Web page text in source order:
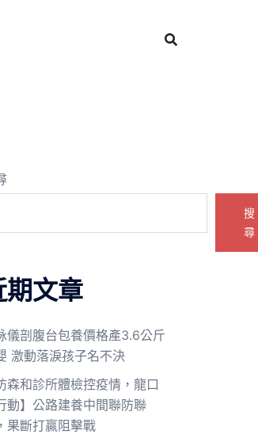
搜
尋
期文章
儀剖腹台包養價格產3.6公斤
激動落淚孩子名不決
森和診所體檢控疫情，龍口
動】公路建養中間聯防聯
果斷打贏阻擊戰